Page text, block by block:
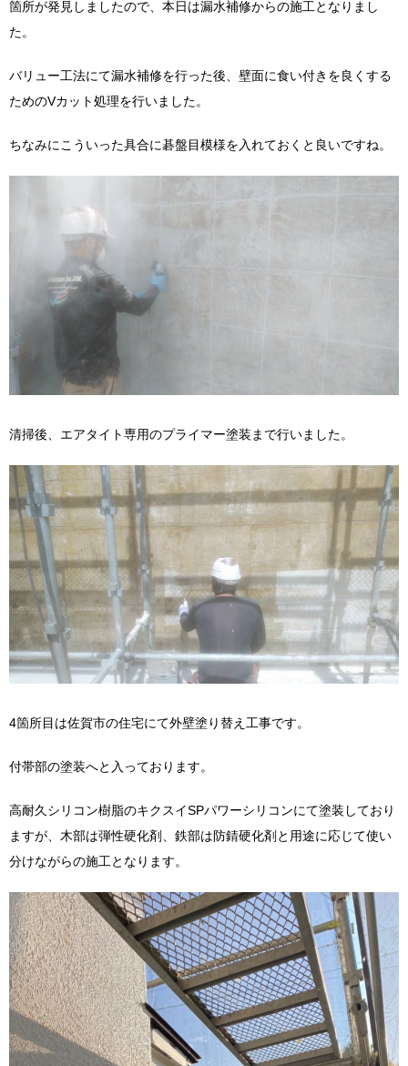
箇所が発見しましたので、本日は漏水補修からの施工となりまし
た。
バリュー工法にて漏水補修を行った後、壁面に食い付きを良くする
ためのVカット処理を行いました。
ちなみにこういった具合に碁盤目模様を入れておくと良いですね。
清掃後、エアタイト専用のプライマー塗装まで行いました。
4箇所目は佐賀市の住宅にて外壁塗り替え工事です。
付帯部の塗装へと入っております。
高耐久シリコン樹脂のキクスイSPパワーシリコンにて塗装しており
ますが、木部は弾性硬化剤、鉄部は防錆硬化剤と用途に応じて使い
分けながらの施工となります。